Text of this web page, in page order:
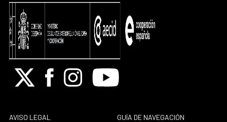
X FacebookInstagramYoutube
AVISO LEGAL
GUÍA DE NAVEGACIÓN